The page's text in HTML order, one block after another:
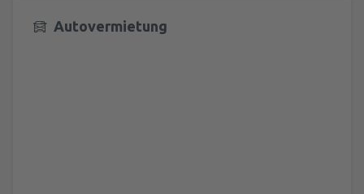
Autovermietung